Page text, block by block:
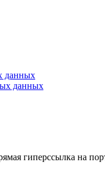
данных
данных
гиперссылка на